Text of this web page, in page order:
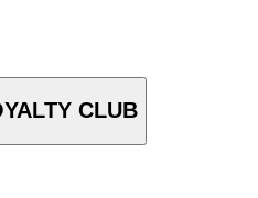
CLUB